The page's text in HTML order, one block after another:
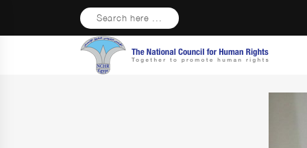
Search here ...